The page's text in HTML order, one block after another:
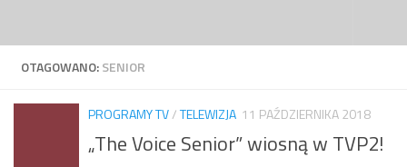
OTAGOWANO:SENIOR
PROGRAMY TV/TELEWIZJA 11 PAŹDZIERNIKA 2018
„The Voice Senior” wiosną w TVP2!